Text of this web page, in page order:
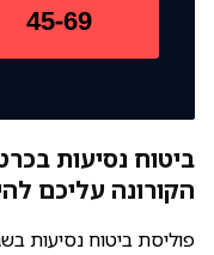
45-69
ביטוח נסיעות
הקורונה עליכם
פוליסת ביטוח נסיעות